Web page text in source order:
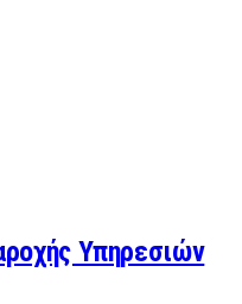
Υπηρεσιών